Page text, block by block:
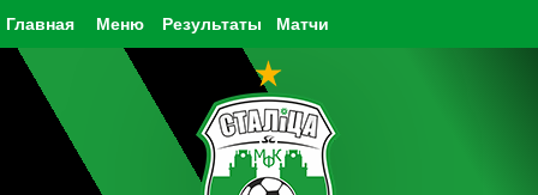
Главная Результаты Матчи
Меню